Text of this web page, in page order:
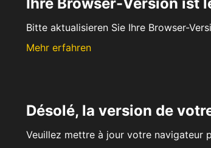
Bitte aktualisieren Sie Ihre Browser-
Mehr erfahren
Désolé, la version de
Veuillez mettre à jour votre navigateur